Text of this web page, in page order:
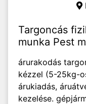
Targoncás
munka Pest
árurakodás
kézzel (5-25kg-
árukiadás,
kezelése.